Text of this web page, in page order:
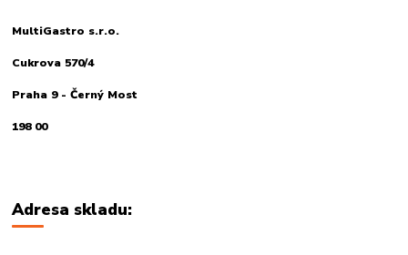
MultiGastro s.r.o.
Cukrova 570/4
Praha 9 - Černý Most
198 00
Adresa skladu: